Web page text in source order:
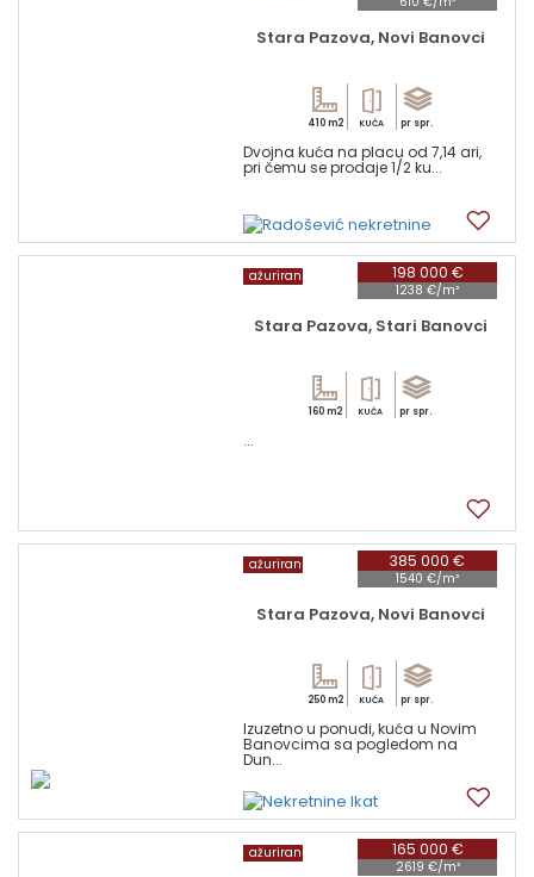
Stara Pazova, Novi Banovci
410 m2 KUĆA pr spr.
Dvojna kuća na placu od 7,14 ari,
pri čemu se prodaje 1/2 ku...
198 000 €
1238 €/m²
ažuriran
Stara Pazova, Stari Banovci
160 m2 KUĆA pr spr.
...
385 000 €
1540 €/m²
ažuriran
Stara Pazova, Novi Banovci
250 m2 KUĆA pr spr.
Izuzetno u ponudi, kuća u Novim
Banovcima sa pogledom na
Dun...
165 000 €
2619 €/m²
ažuriran